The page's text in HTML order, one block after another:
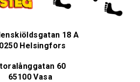
18 A
Helsingfors
60
65100 Vasa